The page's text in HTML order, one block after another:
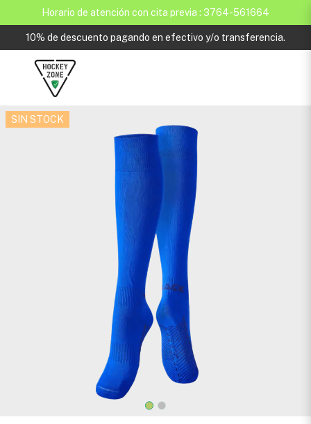
Horario de atención con cita previa : 3764-561664
10% de descuento pagando en efectivo y/o transferencia.
SIN STOCK